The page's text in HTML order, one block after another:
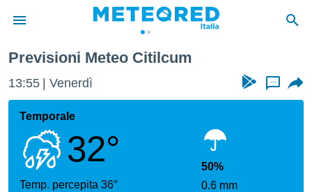
di
per
le
Previsioni Meteo Citilcum
13:55 Venerdì ...
Temporale
32°
Temp. percepita 36°
50%
0.6 mm